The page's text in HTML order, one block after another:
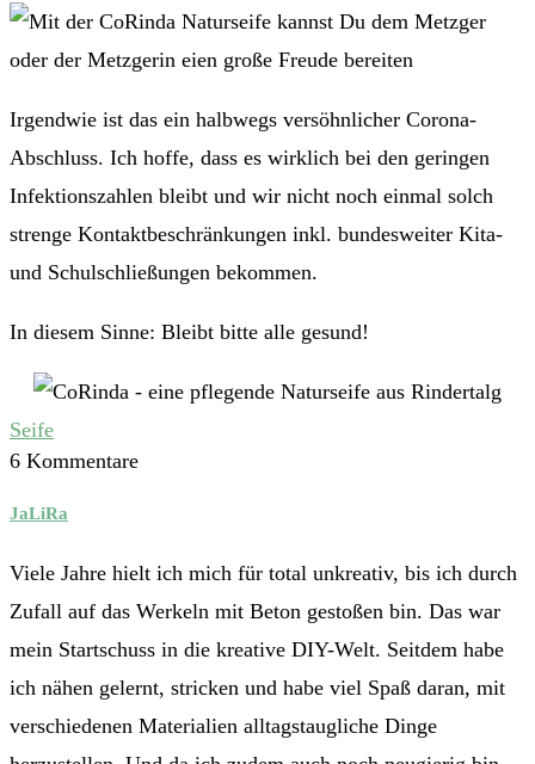
Irgendwie ist das ein halbwegs versöhnlicher Corona-
Abschluss. Ich hoffe, dass es wirklich bei den geringen
Infektionszahlen bleibt und wir nicht noch einmal solch
strenge Kontaktbeschränkungen inkl. bundesweiter Kita-
und Schulschließungen bekommen.
In diesem Sinne: Bleibt bitte alle gesund!
Seife
6 Kommentare
JaLiRa
Viele Jahre hielt ich mich für total unkreativ, bis ich durch
Zufall auf das Werkeln mit Beton gestoßen bin. Das war
mein Startschuss in die kreative DIY-Welt. Seitdem habe
ich nähen gelernt, stricken und habe viel Spaß daran, mit
verschiedenen Materialien alltagstaugliche Dinge